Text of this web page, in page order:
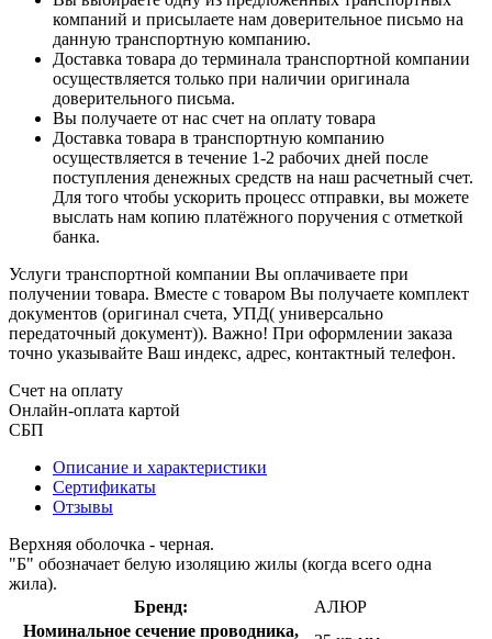
компаний и присылаете нам доверительное письмо на
данную транспортную компанию.
Доставка товара до терминала транспортной компании
осуществляется только при наличии оригинала
доверительного письма.
Вы получаете от нас счет на оплату товара
Доставка товара в транспортную компанию
осуществляется в течение 1-2 рабочих дней после
поступления денежных средств на наш расчетный счет.
Для того чтобы ускорить процесс отправки, вы можете
выслать нам копию платёжного поручения с отметкой
банка.
Услуги транспортной компании Вы оплачиваете при
получении товара. Вместе с товаром Вы получаете комплект
документов (оригинал счета, УПД( универсально
передаточный документ)). Важно! При оформлении заказа
точно указывайте Ваш индекс, адрес, контактный телефон.
Счет на оплату
Онлайн-оплата картой
СБП
Описание и характеристики
Сертификаты
Отзывы
Верхняя оболочка - черная.
"Б" обозначает белую изоляцию жилы (когда всего одна
жила).
Бренд:
АЛЮР
Номинальное сечение проводника,